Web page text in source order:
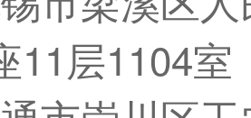
11层1104